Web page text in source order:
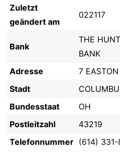
Zuletzt
geändert am
022117
Bank
THE
BANK
Adresse
7
Stadt
Bundesstaat
OH
Postleitzahl
43219
Telefonnummer (614)